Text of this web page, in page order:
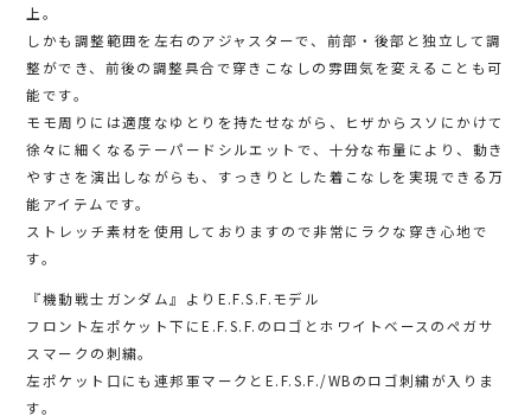
上。
しかも調整範囲を左右のアジャスターで、前部・後部と独立して調
整ができ、前後の調整具合で穿きこなしの雰囲気を変えることも可
能です。
モモ周りには適度なゆとりを持たせながら、ヒザからスソにかけて
徐々に細くなるテーパードシルエットで、十分な布量により、動き
やすさを演出しながらも、すっきりとした着こなしを実現できる万
能アイテムです。
ストレッチ素材を使用しておりますので非常にラクな穿き心地で
す。
『機動戦士ガンダム』よりE.F.S.F.モデル
フロント左ポケット下にE.F.S.F.のロゴとホワイトベースのペガサ
スマークの刺繍。
左ポケット口にも連邦軍マークとE.F.S.F./WBのロゴ刺繍が入りま
す。